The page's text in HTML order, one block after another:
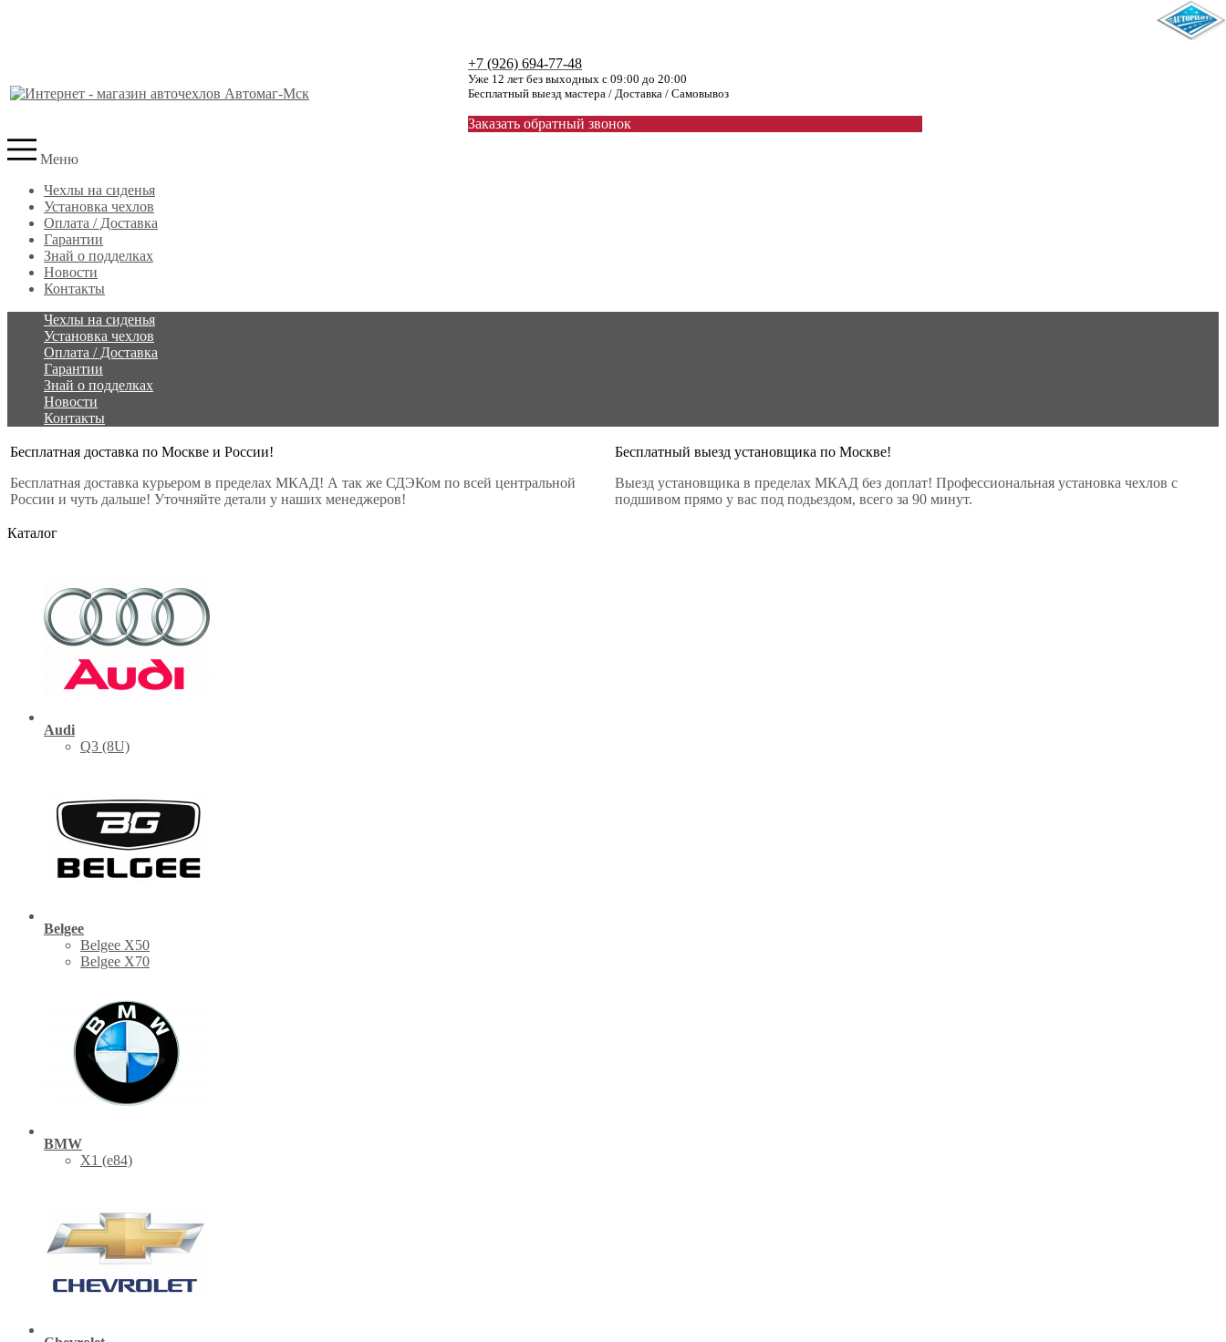
+7 (926) 694-77-48
Уже 12 лет без выходных с 09:00 до 20:00
Бесплатный выезд мастера / Доставка / Самовывоз
Заказать обратный звонок
Меню
Чехлы на сиденья
Установка чехлов
Оплата / Доставка
Гарантии
Знай о подделках
Новости
Контакты
Чехлы на сиденья
Установка чехлов
Оплата / Доставка
Гарантии
Знай о подделках
Новости
Контакты
Бесплатная доставка по Москве и России!
Бесплатная доставка курьером в пределах МКАД! А так же СДЭКом по всей центральной
России и чуть дальше! Уточняйте детали у наших менеджеров!
Бесплатный выезд установщика по Москве!
Выезд установщика в пределах МКАД без доплат! Профессиональная установка чехлов с
подшивом прямо у вас под подьездом, всего за 90 минут.
Каталог
Audi
Q3 (8U)
Belgee
Belgee X50
Belgee X70
BMW
X1 (е84)